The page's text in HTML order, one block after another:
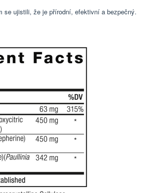
se ujistili, že je přírodní, efektivní a bezpečný.